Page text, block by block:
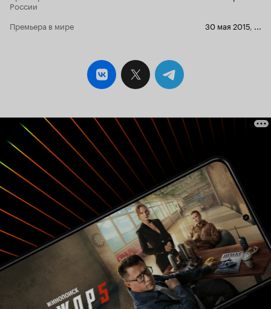
ТАКИМИ грубыми мазками?.. Ведь перед
тщеславная женщина… Удачно подобрана
манеру речи (шепелявость). Хотя это тоже
вставной 'номер' в 12-й серии с Аркадием
понравился. А мне сериал. Наверно, и ей.
Боюсь, посмотрев его, задумалась: зачем жила,
детей потеряла, осталась без любимого, по
сути, одна: кого-то лечила - зачем: всё равно
умерли или умрут, например, от старости.
Лечила министерских жён, Брежнева,
Ельцина... Зачем! *** По странной, трагичной
случайности, 8 июня, после завершения
премьеры сериала 'Джуна. Провидица', Евгения
Ювашевна Давиташвили скончалась.
Осмеливаюсь подозревать, что просмотр
сериал о ней не добавил ей радости, подавно
лишних дней жизни... Для увековечивания
памяти известной целительницы всё-таки
надлежит снять фильм, по-настоящему
достойный её, а этот больше нигде не
предїявлять - как позорящий честь и память
замечательной Женщиніы.
России
Премьера в мире 30 мая 2015